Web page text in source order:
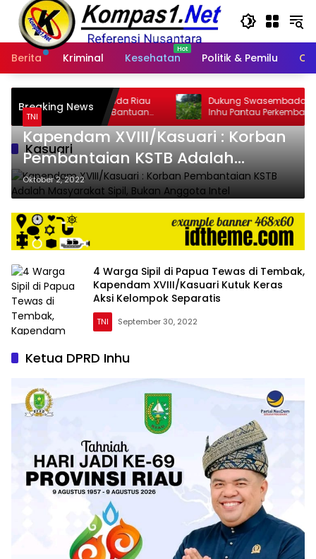
Langsung
konten
Berita
Kriminal Kesehatan Politik & Pemilu
Breaking News
Polda Riau
Bantuan
Dukung Swasembada Pangan, Polres
Inhu Pantau Perkembangan Tanam
Jagung Pipil di Dua Wilayah
Kasuari
TNI
Kapendam XVIII/Kasuari : Korban
Pembantaian KSTB Adalah
Masyarakat Sipil, Bukan Anggota
Intel
Oktober 2, 2022
4 Warga Sipil di Papua Tewas di Tembak,
Kapendam XVIII/Kasuari Kutuk Keras
Aksi Kelompok Separatis
TNI September 30, 2022
Ketua DPRD Inhu